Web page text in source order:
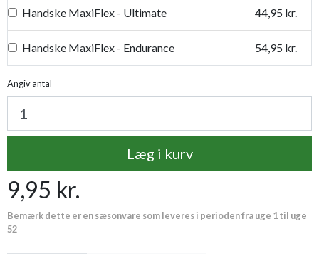
Handske MaxiFlex - Ultimate 44,95 kr.
Handske MaxiFlex - Endurance 54,95 kr.
Handske MaxiFlex - Elite
Handske MaxiFlex - Cut
Plantetorvets grønne vandingspose 75 liter
Luksus læderhandske 159,95 kr.
Angiv antal
Læg i kurv
9,95 kr.
Bemærk dette er en sæsonvare som leveres i perioden fra uge 1 til uge
52